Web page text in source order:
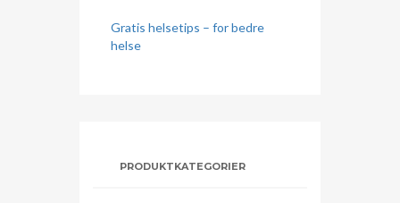
Gratis helsetips – for bedre
helse
PRODUKTKATEGORIER